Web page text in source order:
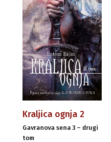
Kraljica ognja 2
Gavranova sena 3 – drugi
tom